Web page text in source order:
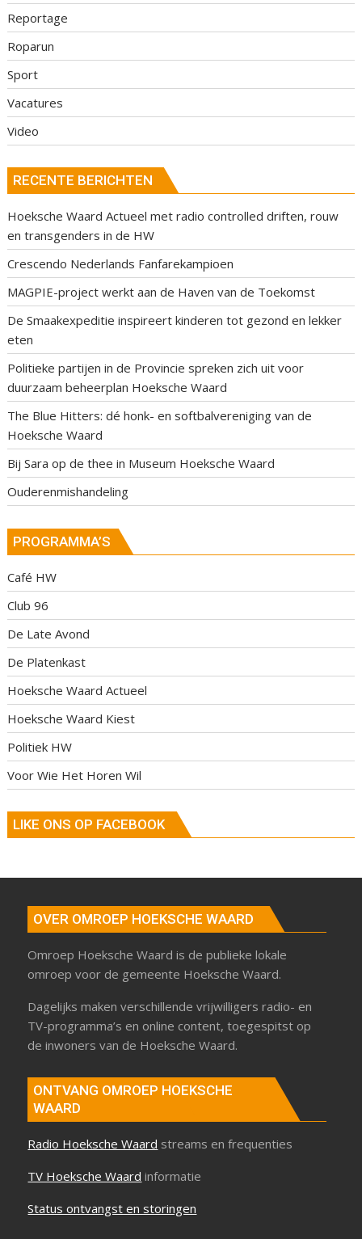
Reportage
Roparun
Sport
Vacatures
Video
RECENTE BERICHTEN
Hoeksche Waard Actueel met radio controlled driften, rouw
en transgenders in de HW
Crescendo Nederlands Fanfarekampioen
MAGPIE-project werkt aan de Haven van de Toekomst
De Smaakexpeditie inspireert kinderen tot gezond en lekker
eten
Politieke partijen in de Provincie spreken zich uit voor
duurzaam beheerplan Hoeksche Waard
The Blue Hitters: dé honk- en softbalvereniging van de
Hoeksche Waard
Bij Sara op de thee in Museum Hoeksche Waard
Ouderenmishandeling
PROGRAMMA’S
Café HW
Club 96
De Late Avond
De Platenkast
Hoeksche Waard Actueel
Hoeksche Waard Kiest
Politiek HW
Voor Wie Het Horen Wil
LIKE ONS OP FACEBOOK
OVER OMROEP HOEKSCHE WAARD
Omroep Hoeksche Waard is de publieke lokale
omroep voor de gemeente Hoeksche Waard.
Dagelijks maken verschillende vrijwilligers radio- en
TV-programma’s en online content, toegespitst op
de inwoners van de Hoeksche Waard.
ONTVANG OMROEP HOEKSCHE
WAARD
Radio Hoeksche Waard streams en frequenties
TV Hoeksche Waard informatie
Status ontvangst en storingen